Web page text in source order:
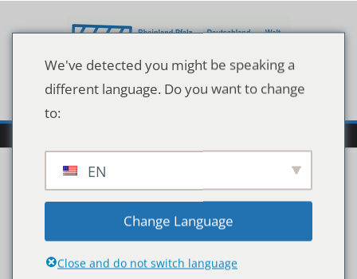
Inhalt
e13f2e883d05d6ab2609
8fbcdf6c8a56
We've detected you might be speaking a
different language. Do you want to change
to:
EN
Change Language
Close and do not switch language